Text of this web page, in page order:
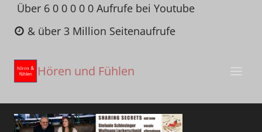
Zum
Inhalt
springen
Über 6 0 0 0 0 0 Aufrufe bei Youtube
& über 3 Million Seitenaufrufe
Hören und Fühlen